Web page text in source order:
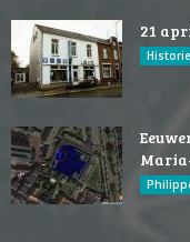
21
Historie